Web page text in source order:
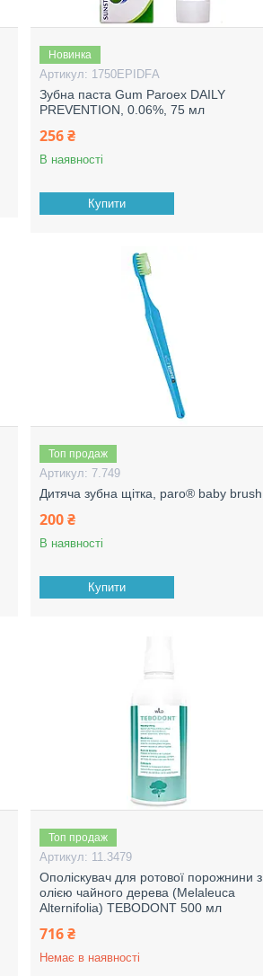
Новинка
1750EPIDFА
Зубна паста Gum Paroex DAILY
PREVENTION, 0.06%, 75 мл
256 ₴
В наявності
Купити
Топ продаж
7.749
Дитяча зубна щітка, paro® baby brush
200 ₴
В наявності
Купити
Топ продаж
11.3479
Ополіскувач для ротової порожнини з
олією чайного дерева (Melaleuca
Alternifolia) TEBODONT 500 мл
716 ₴
Немає в наявності